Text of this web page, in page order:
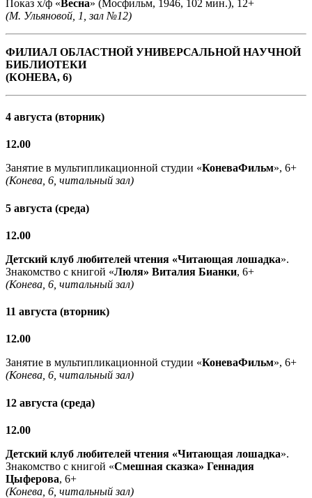
Показ х/ф «Весна» (Мосфильм, 1946, 102 мин.), 12+
(М. Ульяновой, 1, зал №12)
ФИЛИАЛ ОБЛАСТНОЙ УНИВЕРСАЛЬНОЙ НАУЧНОЙ
БИБЛИОТЕКИ
(КОНЕВА, 6)
4 августа (вторник)
12.00
Занятие в мультипликационной студии «КоневаФильм», 6+
(Конева, 6, читальный зал)
5 августа (среда)
12.00
Детский клуб любителей чтения «Читающая лошадка».
Знакомство с книгой «Люля» Виталия Бианки, 6+
(Конева, 6, читальный зал)
11 августа (вторник)
12.00
Занятие в мультипликационной студии «КоневаФильм», 6+
(Конева, 6, читальный зал)
12 августа (среда)
12.00
Детский клуб любителей чтения «Читающая лошадка».
Знакомство с книгой «Смешная сказка» Геннадия
Цыферова, 6+
(Конева, 6, читальный зал)